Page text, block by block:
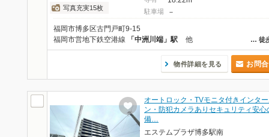
写真充実15枚
駐車場
－
福岡市博多区古門戸町9-15
… 徒
福岡市営地下鉄空港線 「中洲川端」駅 他
物件詳細を見る お問
オートロック・TVモニタ付きインタ
ン・防犯カメラありセキュリティ安心
備…
エステムプラザ博多駅南